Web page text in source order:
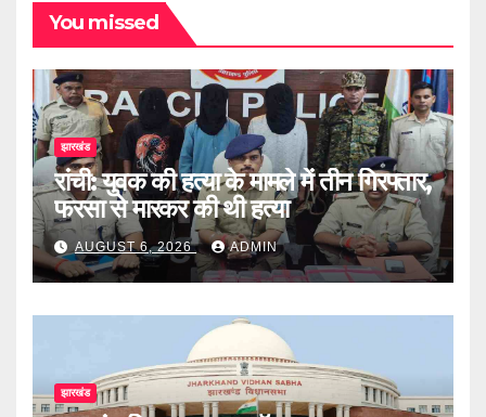
You missed
झारखंड
रांची: युवक की हत्या के मामले में तीन गिरफ्तार,
फरसा से मारकर की थी हत्या
AUGUST 6, 2026 ADMIN
झारखंड